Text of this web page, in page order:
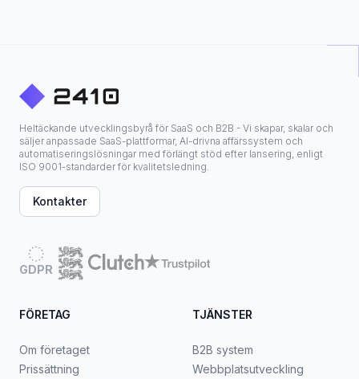
Heltäckande utvecklingsbyrå för SaaS och B2B - Vi skapar, skalar och
säljer anpassade SaaS-plattformar, AI-drivna affärssystem och
automatiseringslösningar med förlängt stöd efter lansering, enligt
ISO 9001-standarder för kvalitetsledning.
Kontakter
GDPR
FÖRETAG
Om företaget
Prissättning
TJÄNSTER
B2B system
Webbplatsutveckling